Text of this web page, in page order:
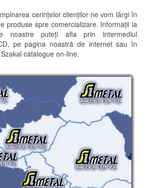
cerinţelor clienţilor ne vom lărgi în
produse spre comercializare. Informaţii la
noastre puteţi afla prin intermediul
pe pagina noastră de internet sau în
catalogue on-line.